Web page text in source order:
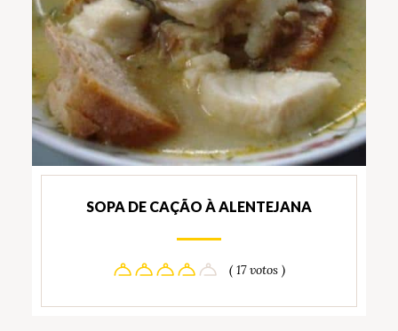
SOPA DE CAÇÃO À ALENTEJANA
( 17 votos )